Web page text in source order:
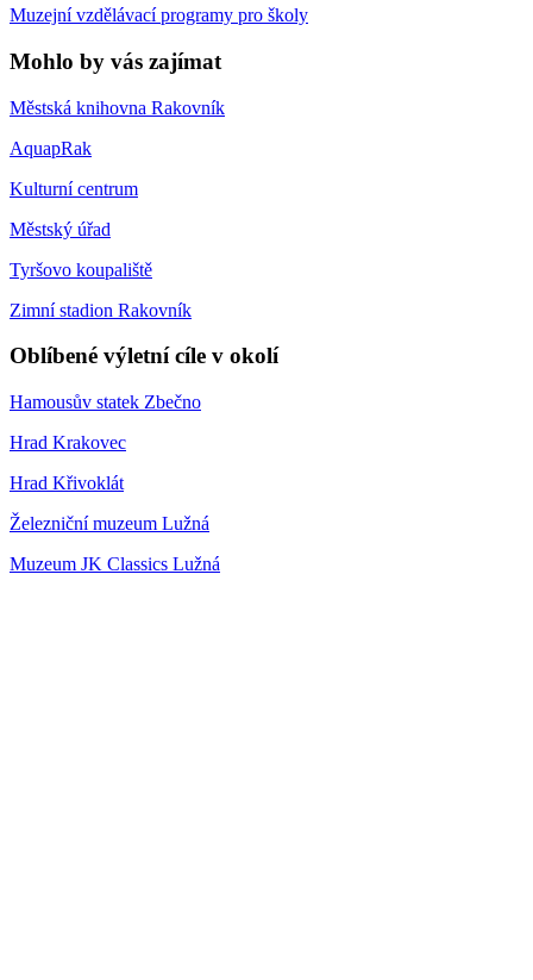
Muzejní vzdělávací programy pro školy
Mohlo by vás zajímat
Městská knihovna Rakovník
AquapRak
Kulturní centrum
Městský úřad
Tyršovo koupaliště
Zimní stadion Rakovník
Oblíbené výletní cíle v okolí
Hamousův statek Zbečno
Hrad Krakovec
Hrad Křivoklát
Železniční muzeum Lužná
Muzeum JK Classics Lužná